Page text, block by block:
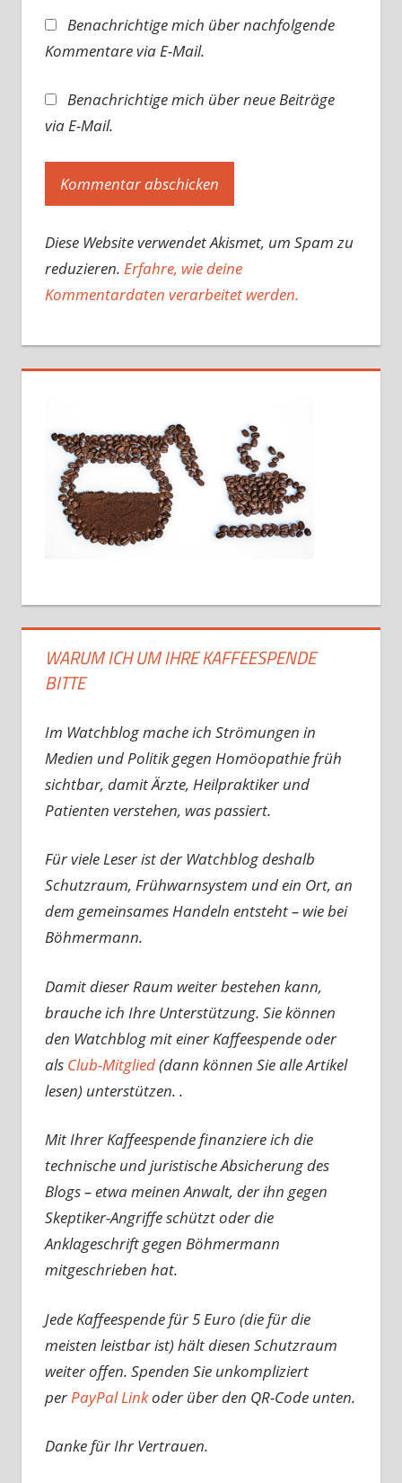
Benachrichtige mich über nachfolgende
Kommentare via E-Mail.
Benachrichtige mich über neue Beiträge
via E-Mail.
Diese Website verwendet Akismet, um Spam zu
reduzieren. Erfahre, wie deine
Kommentardaten verarbeitet werden.
WARUM ICH UM IHRE KAFFEESPENDE
BITTE
Im Watchblog mache ich Strömungen in
Medien und Politik gegen Homöopathie früh
sichtbar, damit Ärzte, Heilpraktiker und
Patienten verstehen, was passiert.
Für viele Leser ist der Watchblog deshalb
Schutzraum, Frühwarnsystem und ein Ort, an
dem gemeinsames Handeln entsteht – wie bei
Böhmermann.
Damit dieser Raum weiter bestehen kann,
brauche ich Ihre Unterstützung. Sie können
den Watchblog mit einer Kaffeespende oder
als Club-Mitglied(dann können Sie alle Artikel
lesen) unterstützen. .
Mit Ihrer Kaffeespende finanziere ich die
technische und juristische Absicherung des
Blogs – etwa meinen Anwalt, der ihn gegen
Skeptiker-Angriffe schützt oder die
Anklageschrift gegen Böhmermann
mitgeschrieben hat.
Jede Kaffeespende für 5 Euro (die für die
meisten leistbar ist) hält diesen Schutzraum
weiter offen. Spenden Sie unkompliziert
perPayPal Linkoder über den QR-Code unten.
Danke für Ihr Vertrauen.